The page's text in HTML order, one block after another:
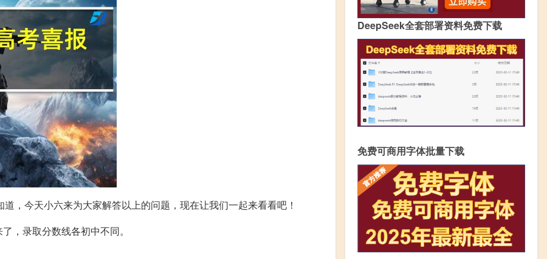
道，今天小六来为大家解答以上的问题，现在让我们一起来看看吧！
，录取分数线各初中不同。
DeepSeek全套部署资料免费下载
免费可商用字体批量下载